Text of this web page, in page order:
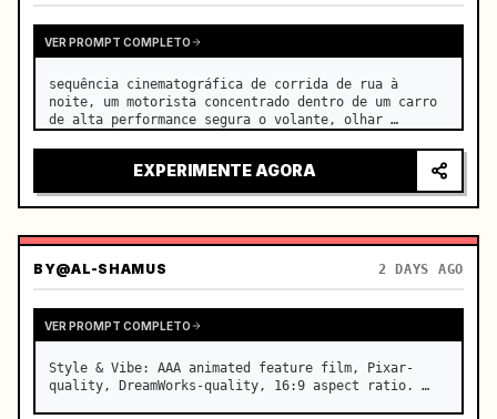
VER PROMPT COMPLETO
sequência cinematográfica de corrida de rua à
noite, um motorista concentrado dentro de um carro
de alta performance segura o volante, olhar
câmera: sistema rápido…
EXPERIMENTE AGORA
BY@AL-SHAMUS 2 DAYS AGO
VER PROMPT COMPLETO
Style & Vibe: AAA animated feature film, Pixar-
quality, DreamWorks-quality, 16:9 aspect ratio. …